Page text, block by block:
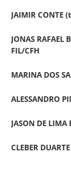
JAIMIR CONTE
JONAS RAFAEL
FIL/CFH
MARINA DOS
ALESSANDRO
JASON DE
CLEBER